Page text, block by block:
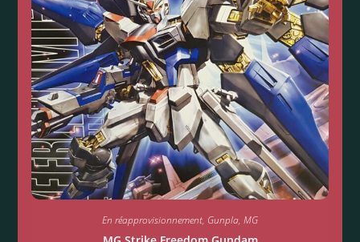
En réapprovisionnement, Gunpla, MG